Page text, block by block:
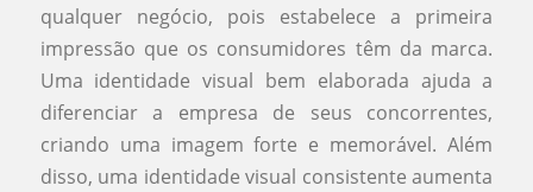
qualquer negócio, pois estabelece a primeira
impressão que os consumidores têm da marca.
Uma identidade visual bem elaborada ajuda a
diferenciar a empresa de seus concorrentes,
criando uma imagem forte e memorável. Além
disso, uma identidade visual consistente aumenta